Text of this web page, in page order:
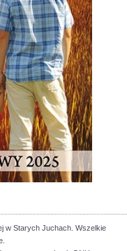
w Starych Juchach. Wszelkie